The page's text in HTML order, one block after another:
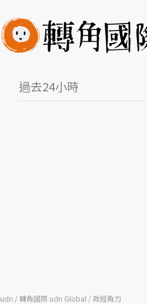
過去24小時
udn 轉角國際 udn Global 政經角力